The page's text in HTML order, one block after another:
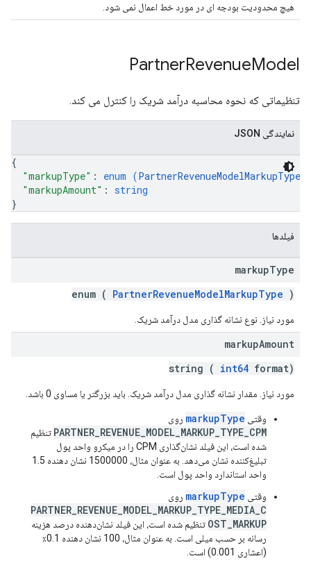
هیچ محدودیت بودجه ای در مورد خط اعمال نمی شود.
PartnerRevenueModel
تنظیماتی که نحوه محاسبه درآمد شریک را کنترل می کند.
نمایندگی JSON
{
"markupType" : enum (PartnerRevenueModelMarkupType
"markupAmount" : string
}
فیلدها
markupType
enum ( PartnerRevenueModelMarkupType )
مورد نیاز. نوع نشانه گذاری مدل درآمد شریک.
markupAmount
string ( int64 format)
مورد نیاز. مقدار نشانه گذاری مدل درآمد شریک. باید بزرگتر یا مساوی 0 باشد.
وقتی markupType روی
PARTNER_REVENUE_MODEL_MARKUP_TYPE_CPM تنظیم
شده است، این فیلد نشان‌گذاری CPM را در میکرو واحد پول
تبلیغ‌کننده نشان می‌دهد. به عنوان مثال، 1500000 نشان دهنده 1.5
واحد استاندارد واحد پول است.
وقتی markupType روی
PARTNER_REVENUE_MODEL_MARKUP_TYPE_MEDIA_C
OST_MARKUP تنظیم شده است، این فیلد نشان‌دهنده درصد هزینه
رسانه بر حسب میلی است. به عنوان مثال، 100 نشان دهنده 0.1٪
(اعشاری 0.001) است.